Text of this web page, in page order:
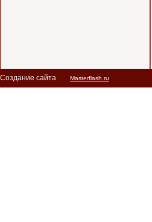
Создание сайта Masterflash.ru